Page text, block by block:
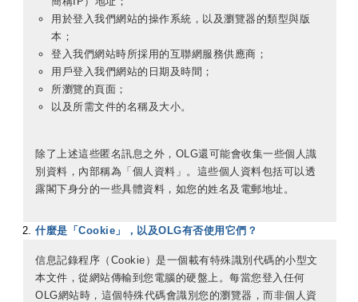
用於登入我們網站的操作系統，以及瀏覽器的類型與版
本；
登入我們網站時所採用的互聯網服務供應商；
用戶登入我們網站的日期及時間；
所瀏覽的頁面；
以及所需文件的名稱及大小。
除了上述這些匿名訊息之外，OLG還可能會收集一些個人識
別資料，內部稱為「個人資料」。這些個人資料包括可以透
露閣下身分的一些具體資料，如您的姓名及電郵地址。
什麼是「Cookie」，以及OLG有否使用它們？
信息記錄程序（Cookie）是一個載有特殊識別代碼的小型文
本文件，從網站傳輸到您電腦的硬盤上。每當您登入任何
OLG網站時，這個特殊代碼會識別您的瀏覽器，而非個人資